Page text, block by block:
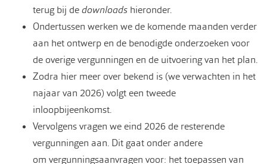
terug bij dedownloads hieronder.
Ondertussen werken we de komende maanden verder
aan het ontwerp en de benodigde onderzoeken voor
de overige vergunningen en de uitvoering van het plan.
Zodra hier meer over bekend is (we verwachten in het
najaar van 2026) volgt een tweede
inloopbijeenkomst.
Vervolgens vragen we eind 2026 de resterende
vergunningen aan. Dit gaat onder andere
om vergunningsaanvragen voor: het toepassen van